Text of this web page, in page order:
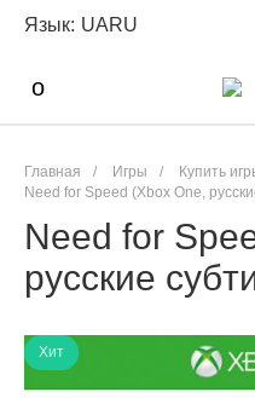
Язык: UARU
Главная / Игры / Купить
Need for Speed (Xbox One,
Need for
русские
Хит